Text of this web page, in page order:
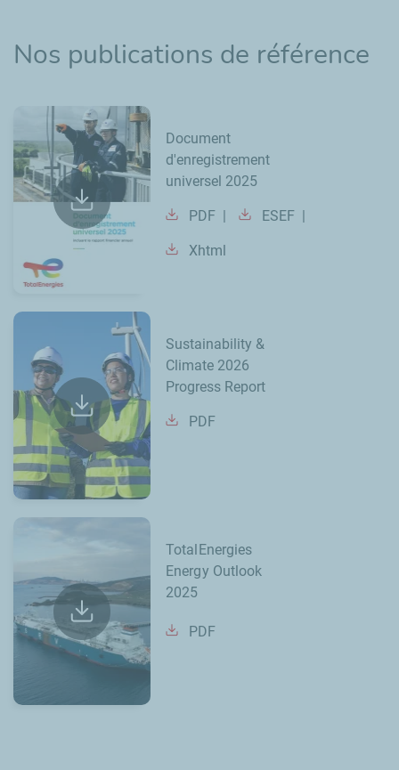
Nos publications de référence
Document
d'enregistrement
universel 2025
PDF ESEF
Xhtml
Sustainability &
Climate 2026
Progress Report
PDF
TotalEnergies
Energy Outlook
2025
PDF